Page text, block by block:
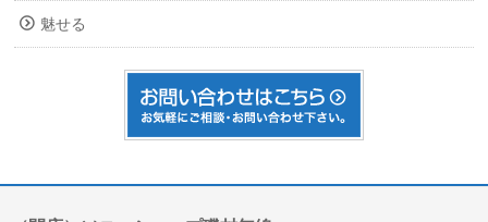
魅せる